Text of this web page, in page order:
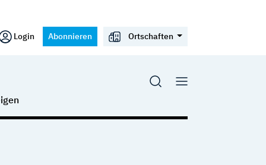
Login Abonnieren Ortschaften